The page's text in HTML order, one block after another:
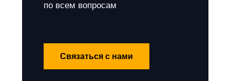
по всем вопросам
Связаться с нами